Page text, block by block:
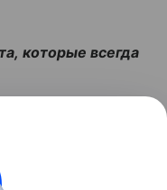
которые всегда